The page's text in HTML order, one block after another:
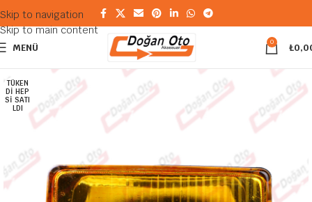
Skip to navigation
Skip to main content
MENÜ 0 ₺
TÜKEN
DI HEP
SI SATI
LDI